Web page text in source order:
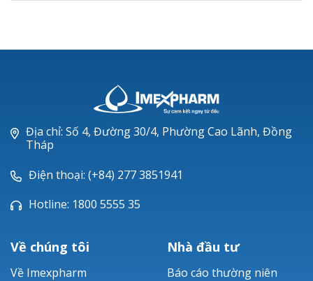
Địa chỉ: Số 4, Đường 30/4, Phường Cao Lãnh, Đồng
Tháp
Điện thoại: (+84) 277 3851941
Hotline: 1800 5555 35
Về chúng tôi
Về Imexpharm
Nhà đầu tư
Báo cáo thường niên